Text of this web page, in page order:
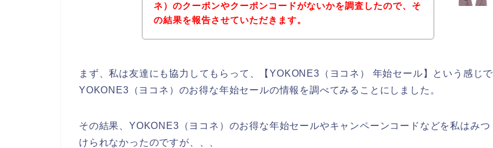
ネ）のクーポンやクーポンコードがないかを調査したので、そ
の結果を報告させていただきます。
まず、私は友達にも協力してもらって、【YOKONE3（ヨコネ） 年始セール】という感じで
YOKONE3（ヨコネ）のお得な年始セールの情報を調べてみることにしました。
その結果、YOKONE3（ヨコネ）のお得な年始セールやキャンペーンコードなどを私はみつ
けられなかったのですが、、、